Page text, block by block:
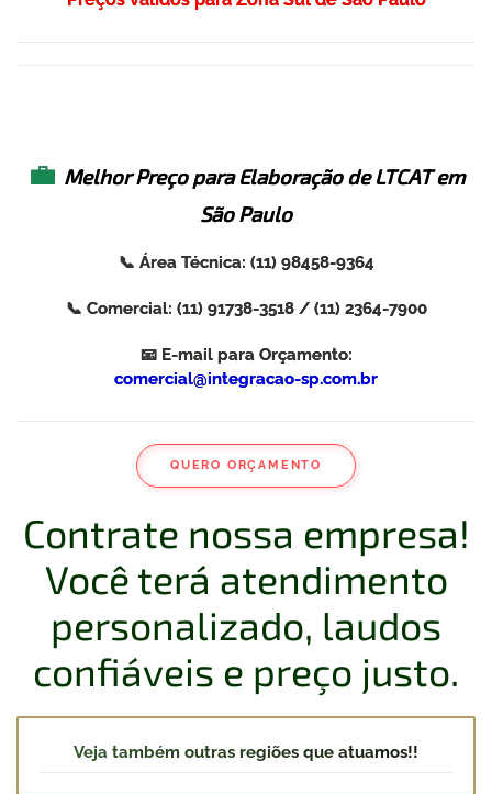
💼 Melhor Preço para Elaboração de LTCAT em
São Paulo
📞 Área Técnica: (11) 98458-9364
📞 Comercial: (11) 91738-3518/ (11) 2364-7900
📧 E-mail para Orçamento:
comercial@integracao-sp.com.br
QUERO ORÇAMENTO
Contrate nossa empresa!
Você terá atendimento
personalizado, laudos
confiáveis e preço justo.
Veja também outras regiões que atuamos!!